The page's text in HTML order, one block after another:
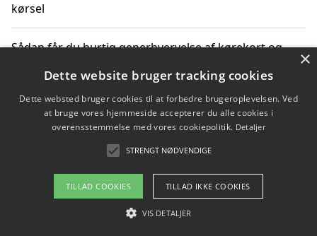
kørsel
Sådan får du hurtig generhvervelse af kørekort og
Sådan lærer du miljørigtig kørsel hos en køreskole i
Gentofte
Copyright 2026 - Pilanto Aps
Om / kontakt
×
Dette website bruger tracking cookies
Dette websted bruger cookies til at forbedre brugeroplevelsen. Ved
at bruge vores hjemmeside accepterer du alle cookies i
overensstemmelse med vores cookiepolitik. Detaljer
STRENGT NØDVENDIGE
TILLAD COOKIES TILLAD IKKE COOKIES
VIS DETALJER